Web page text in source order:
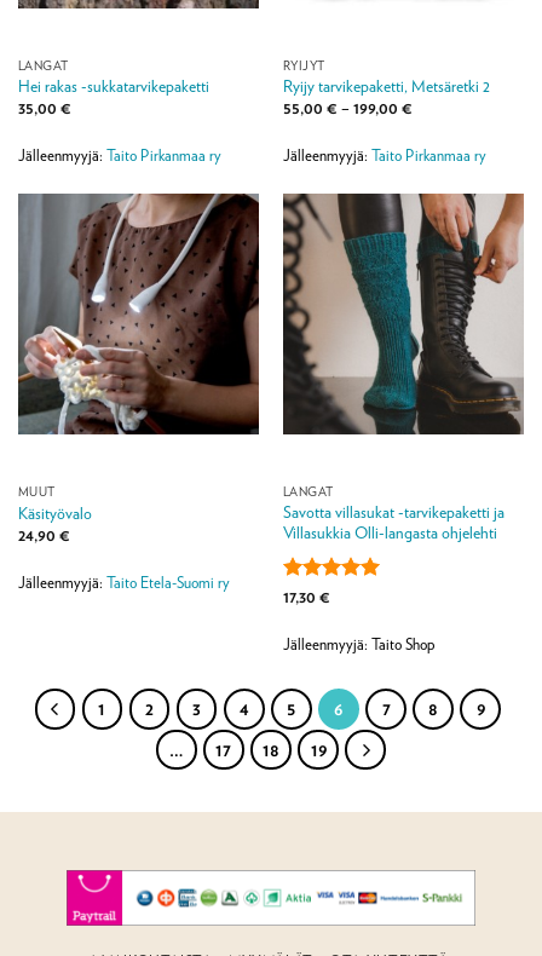
LANGAT
Hei rakas -sukkatarvikepaketti
35,00 €
Jälleenmyyjä: Taito Pirkanmaa ry
RYIJYT
Ryijy tarvikepaketti, Metsäretki 2
55,00 € – 199,00 €Hintaluokka:
199,00 €
Jälleenmyyjä: Taito Pirkanmaa ry
MUUT
Käsityövalo
24,90 €
Jälleenmyyjä: Taito Etela-Suomi ry
LANGAT
Savotta villasukat -tarvikepaketti ja
Villasukkia Olli-langasta ohjelehti
Arvostelu
/ 5
17,30 €
Jälleenmyyjä: Taito Shop
1 2 3 4 5 6 7 8
9
…
17 18 19
TILAA UUTISKIRJE JA
SEURAAVASTA
verkkokauppaamme. Samalla saat myös
uutuuksista ja tarjouksista.
SÄHKÖPOSTI